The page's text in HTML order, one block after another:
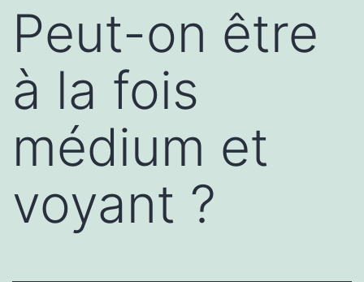
Peut-on être
à la fois
médium et
voyant ?